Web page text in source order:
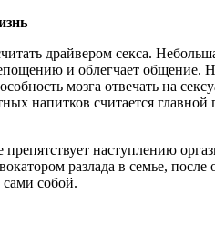
драйвером секса.
и облегчает общение.
мозга отвечать на
напитков считается
наступлению
разлада в семье,
собой.